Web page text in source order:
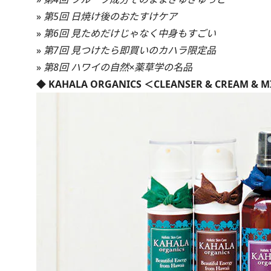
» 第5回 日焼け後のおたすけケア
» 第6回 見ためだけじゃなく中身もすごい
» 第7回 見つけたら即買いのカハラ限定品
» 第8回 ハワイの自然×薬草学の名品
◆ KAHALA ORGANICS ＜CLEANSER & CREAM &